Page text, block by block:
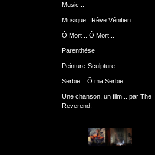
Music...
Musique : Rêve Vénitien...
Ô Mort... Ô Mort...
Parenthèse
Peinture-Sculpture
Serbie... Ô ma Serbie...
Une chanson, un film... par The
Reverend.